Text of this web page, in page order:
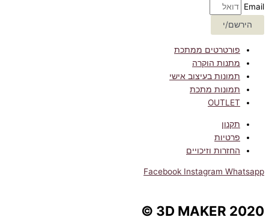
Email
הירשם/י
פורטרטים ממתכת
מתנות הוקרה
תמונות בעיצוב אישי
תמונות מתכת
OUTLET
תקנון
פרטיות
החזרות וזיכויים
Facebook Instagram Whatsapp
3D MAKER 2020 ©